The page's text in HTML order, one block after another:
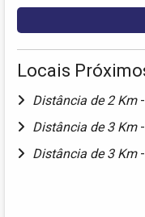
Locais
Distância de 2 Km -
Distância de 3 Km -
Distância de 3 Km -